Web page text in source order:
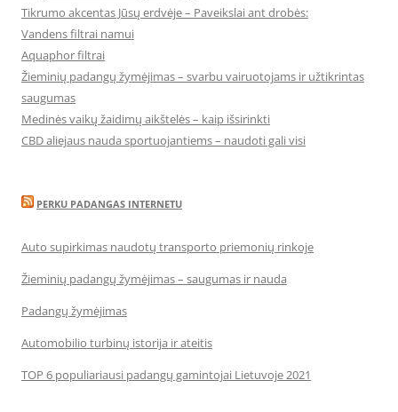
Tikrumo akcentas Jūsų erdvėje – Paveikslai ant drobės:
Vandens filtrai namui
Aquaphor filtrai
Žieminių padangų žymėjimas – svarbu vairuotojams ir užtikrintas
saugumas
Medinės vaikų žaidimų aikštelės – kaip išsirinkti
CBD aliejaus nauda sportuojantiems – naudoti gali visi
PERKU PADANGAS INTERNETU
Auto supirkimas naudotų transporto priemonių rinkoje
Žieminių padangų žymėjimas – saugumas ir nauda
Padangų žymėjimas
Automobilio turbinų istorija ir ateitis
TOP 6 populiariausi padangų gamintojai Lietuvoje 2021